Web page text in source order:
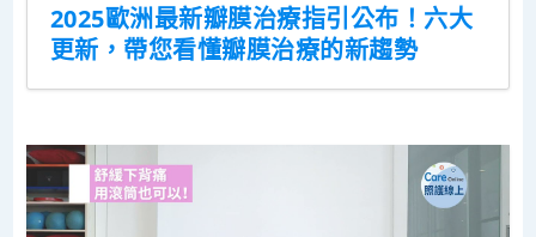
2025歐洲最新瓣膜治療指引公布！六大
更新，帶您看懂瓣膜治療的新趨勢